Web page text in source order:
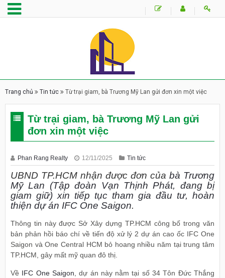
Trang chủ Tin tức Từ trại giam, bà Trương Mỹ Lan gửi đơn xin một việc
Từ trại giam, bà Trương Mỹ Lan gửi
đơn xin một việc
Phan Rang Realty 12/11/2025 Tin tức
UBND TP.HCM nhận được đơn của bà Trương
Mỹ Lan (Tập đoàn Vạn Thịnh Phát, đang bị
giam giữ) xin tiếp tục tham gia đầu tư, hoàn
thiện dự án IFC One Saigon.
Thông tin này được Sở Xây dựng TP.HCM công bố trong văn
bản phản hồi báo chí về tiến độ xử lý 2 dự án cao ốc IFC One
Saigon và One Central HCM bỏ hoang nhiều năm tại trung tâm
TP.HCM, gây mất mỹ quan đô thị.
Về IFC One Saigon , dự án này nằm tại số 34 Tôn Đức Thắng